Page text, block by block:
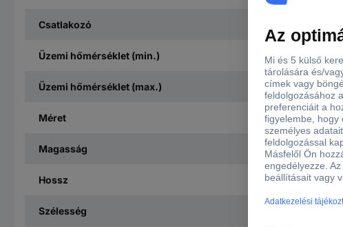
Csatlakozó
Üzemi hőmérséklet (min.)
Üzemi hőmérséklet (max.)
Méret
Magasság
Hossz
Szélesség